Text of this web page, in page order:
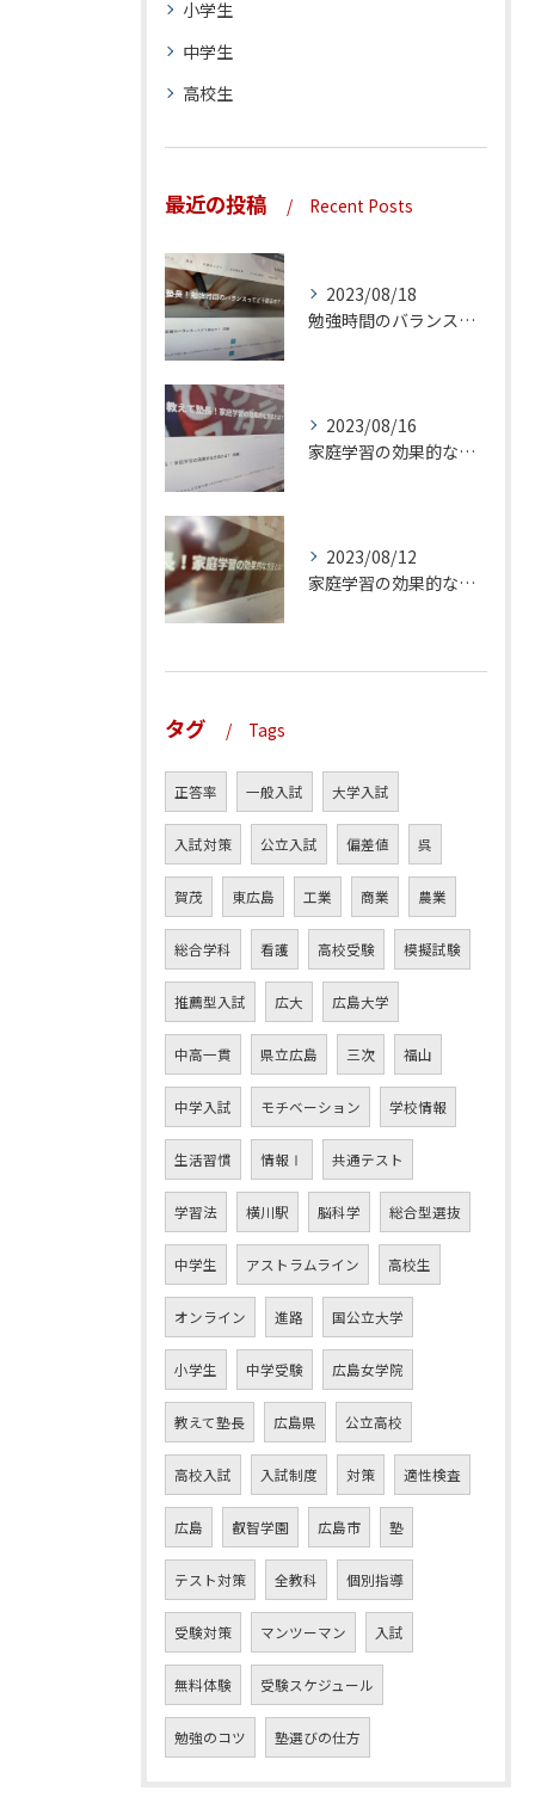
小学生
中学生
高校生
最近の投稿 Recent Posts
2023/08/18
勉強時間のバランスってどう取るの？（前編）
2023/08/16
家庭学習の効果的な方法とは？（後編）
2023/08/12
家庭学習の効果的な方法とは？（前編）
タグ Tags
正答率 一般入試 大学入試
入試対策 公立入試 偏差値 呉
賀茂 東広島 工業 商業 農業
総合学科 看護 高校受験 模擬試験
推薦型入試 広大 広島大学
中高一貫 県立広島 三次 福山
中学入試 モチベーション 学校情報
生活習慣 情報Ⅰ 共通テスト
学習法 横川駅 脳科学 総合型選抜
中学生 アストラムライン 高校生
オンライン 進路 国公立大学
小学生 中学受験 広島女学院
教えて塾長 広島県 公立高校
高校入試 入試制度 対策 適性検査
広島 叡智学園 広島市 塾
テスト対策 全教科 個別指導
受験対策 マンツーマン 入試
無料体験 受験スケジュール
勉強のコツ 塾選びの仕方